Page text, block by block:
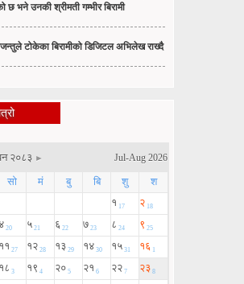
छ भने उनकी श्रीमती गम्भीर बिरामी
टोकेका बिरामीको डिजिटल अभिलेख राख्दै